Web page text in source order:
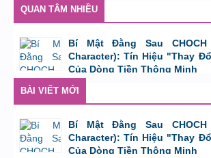
QUAN TÂM NHIỀU
Bí Mật Đằng Sau
Character): Tín Hiệu "Thay
Của Dòng Tiền Thông Minh
BÀI VIẾT MỚI
Bí Mật Đằng Sau
Character): Tín Hiệu "Thay
Của Dòng Tiền Thông Minh